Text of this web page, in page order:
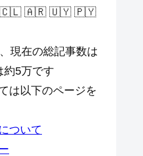
🇦🇷 🇺🇾 🇵🇾
現在の総記事数は
約5万です
は以下のページを
ついて